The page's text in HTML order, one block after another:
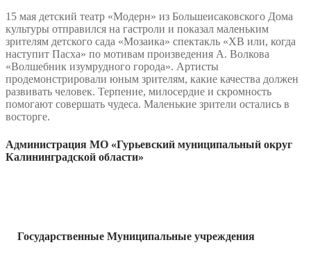
15 мая детский театр «Модерн» из Большеисаковского Дома
культуры отправился на гастроли и показал маленьким
зрителям детского сада «Мозаика» спектакль «ХВ или, когда
наступит Пасха» по мотивам произведения А. Волкова
«Волшебник изумрудного города». Артисты
продемонстрировали юным зрителям, какие качества должен
развивать человек. Терпение, милосердие и скромность
помогают совершать чудеса. Маленькие зрители остались в
восторге.
Администрация МО «Гурьевский муниципальный округ
Калининградской области»
Государственные Муниципальные учреждения